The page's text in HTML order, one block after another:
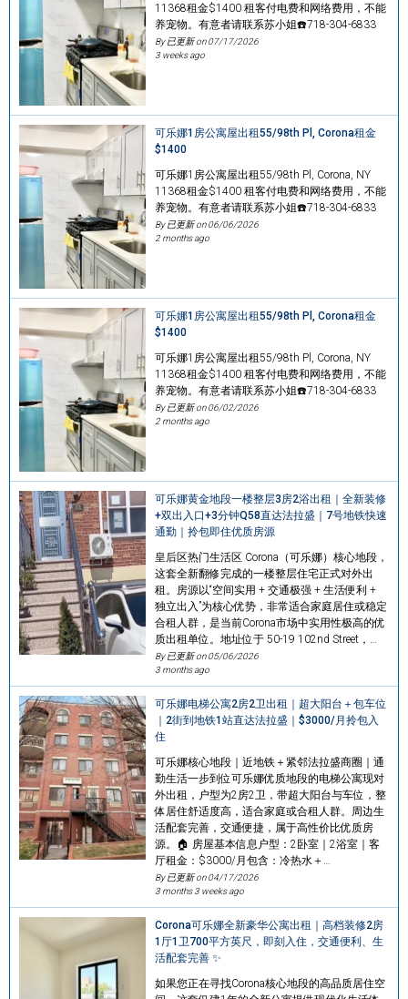
11368租金$1400 租客付电费和网络费用，不能
养宠物。有意者请联系苏小姐☎️718-304-6833
By 已更新 on07/17/2026
3 weeks ago
可乐娜1房公寓屋出租55/98th Pl, Corona租金
$1400
可乐娜1房公寓屋出租55/98th Pl, Corona, NY
11368租金$1400 租客付电费和网络费用，不能
养宠物。有意者请联系苏小姐☎️718-304-6833
By 已更新 on06/06/2026
2 months ago
可乐娜1房公寓屋出租55/98th Pl, Corona租金
$1400
可乐娜1房公寓屋出租55/98th Pl, Corona, NY
11368租金$1400 租客付电费和网络费用，不能
养宠物。有意者请联系苏小姐☎️718-304-6833
By 已更新 on06/02/2026
2 months ago
可乐娜黄金地段一楼整层3房2浴出租｜全新装修
+双出入口+3分钟Q58直达法拉盛｜7号地铁快速
通勤｜拎包即住优质房源
皇后区热门生活区 Corona（可乐娜）核心地段，
这套全新翻修完成的一楼整层住宅正式对外出
租。房源以“空间实用 + 交通极强 + 生活便利 +
独立出入”为核心优势，非常适合家庭居住或稳定
合租人群，是当前Corona市场中实用性极高的优
质出租单位。地址位于 50-19 102nd Street，…
By 已更新 on05/06/2026
3 months ago
可乐娜电梯公寓2房2卫出租｜超大阳台＋包车位
｜2街到地铁1站直达法拉盛｜$3000/月拎包入
住
可乐娜核心地段｜近地铁＋紧邻法拉盛商圈｜通
勤生活一步到位可乐娜优质地段的电梯公寓现对
外出租，户型为2房2卫，带超大阳台与车位，整
体居住舒适度高，适合家庭或合租人群。周边生
活配套完善，交通便捷，属于高性价比优质房
源。🏠 房屋基本信息户型：2卧室｜2浴室｜客
厅租金：$3000/月包含：冷热水＋…
By 已更新 on04/17/2026
3 months 3 weeks ago
Corona可乐娜全新豪华公寓出租｜高档装修2房
1厅1卫700平方英尺，即刻入住，交通便利、生
活配套完善 ✨
如果您正在寻找Corona核心地段的高品质居住空